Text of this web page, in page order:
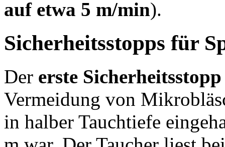
auf etwa 5 m/min).
Sicherheitsstopps für
Der erste
Vermeidung von
in halber Tauchtiefe